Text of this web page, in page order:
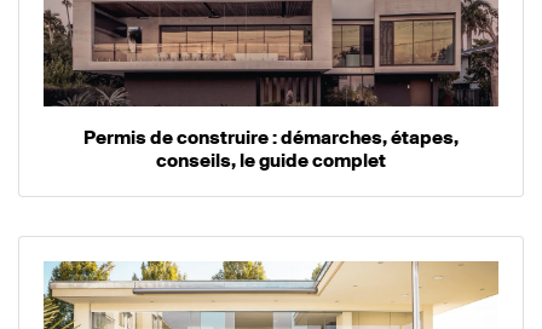
Permis de construire : démarches, étapes,
conseils, le guide complet